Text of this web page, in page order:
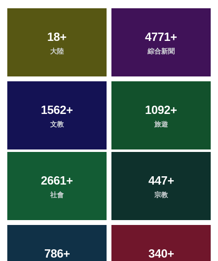
18+
大陸
4771+
綜合新聞
1562+
文教
1092+
旅遊
2661+
社會
447+
宗教
786+ 340+